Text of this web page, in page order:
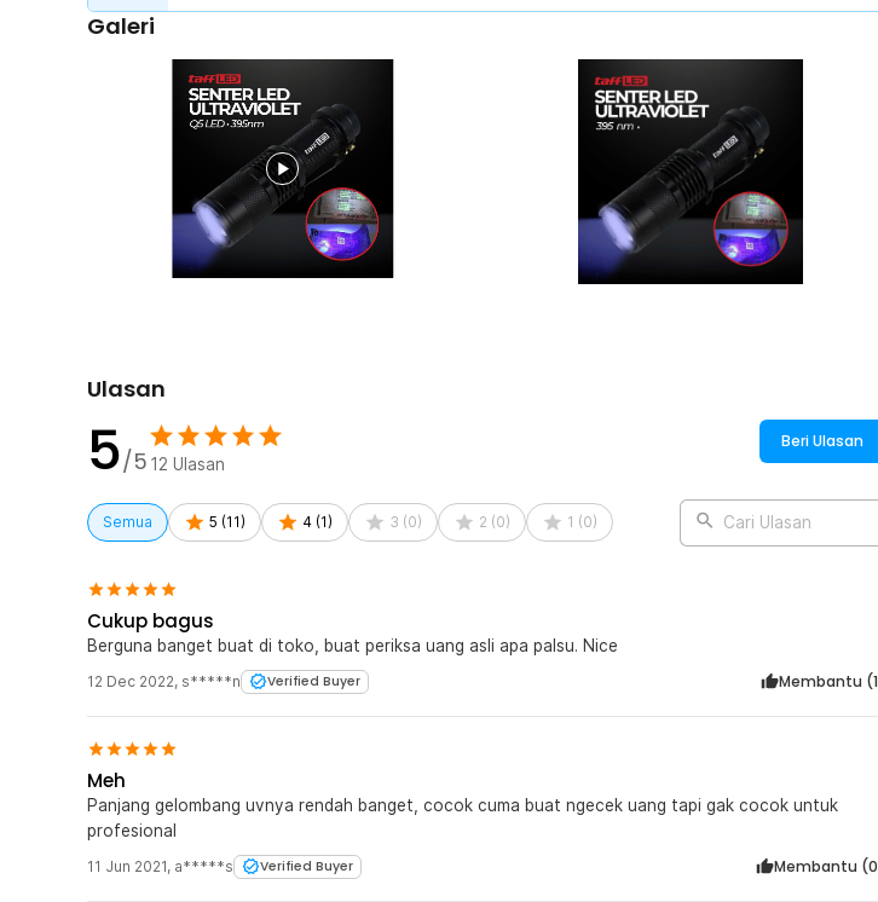
untuk kebutuhan inspeksi lapangan.
Material Berkualitas
Menggunakan material aluminium berkualitas yang membuat bodi senter terasa solid dan tahan
lama. Material logam membantu melindungi komponen internal dari benturan ringan saat
penggunaan sehari-hari. Selain kuat, desain aluminium juga memberikan tampilan profesional dan
premium pada senter UV ini.
Kelengkapan Produk
Rincian yang Anda dapatkan untuk pembelian produk ini:
1 x TaffLED Pocketman Senter UV Mini Flashlight 395nm - P1-UV
Galeri
Ulasan
5/5 12 Ulasan
Beri Ulasan
Semua 5 (11 ) 4 (1 ) 3 (0) 2 (0) 1 (0) Cari Ulasan
Cukup bagus
Berguna banget buat di toko, buat periksa uang asli apa palsu. Nice
12 Dec 2022, s*****n Verified Buyer Membantu (1
Meh
Panjang gelombang uvnya rendah banget, cocok cuma buat ngecek uang tapi gak cocok untuk
profesional
11 Jun 2021, a*****s Verified Buyer Membantu (0